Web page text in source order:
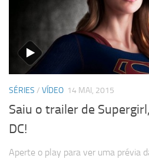
SÉRIES / VÍDEO 14 MAI, 2015
Saiu o trailer de
DC!
Aperte o play para ver uma prévia